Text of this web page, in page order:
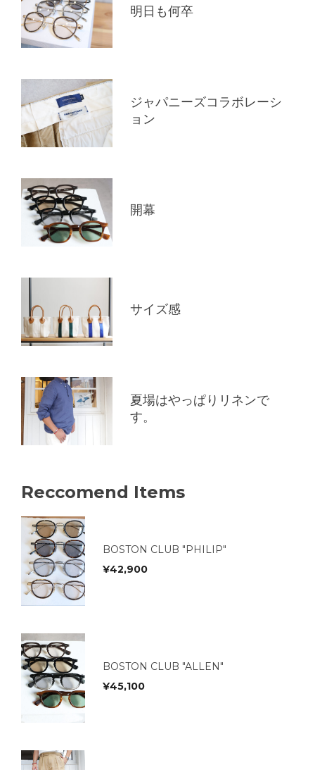
明日も何卒
ジャパニーズコラボレーシ
ョン
開幕
サイズ感
夏場はやっぱりリネンで
す。
Reccomend Items
BOSTON CLUB "PHILIP"
¥42,900
BOSTON CLUB "ALLEN"
¥45,100